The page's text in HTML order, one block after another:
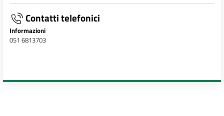
Contatti telefonici
Informazioni
051 6813703